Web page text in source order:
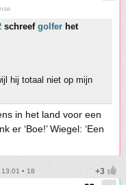
schreef golfer het
hij totaal niet op mijn
in het land voor een
er ‘Boe!’ Wiegel: ‘Een
• 18